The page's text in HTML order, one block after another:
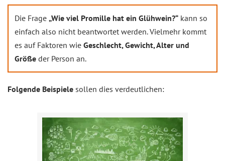
Die Frage „Wie viel Promille hat ein Glühwein?“ kann so
einfach also nicht beantwortet werden. Vielmehr kommt
es auf Faktoren wie Geschlecht, Gewicht, Alter und
Größe der Person an.
Folgende Beispiele sollen dies verdeutlichen: